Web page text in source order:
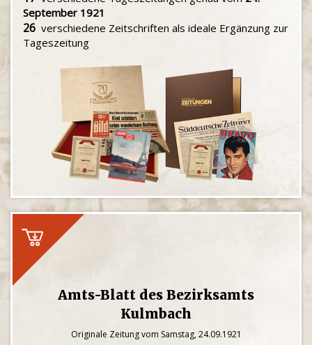
September 1921
26 verschiedene Zeitschriften als ideale Ergänzung zur
Tageszeitung
Amts-Blatt des Bezirksamts
Kulmbach
Originale Zeitung vom Samstag, 24.09.1921